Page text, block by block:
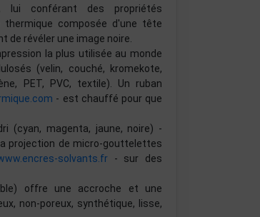
lui conférant des propriétés
composée d'une tête
de révéler une image noire.
la plus utilisée au monde
(velin, couché, kromekote,
PET, PVC, textile). Un ruban
- est chauffé pour que
(cyan, magenta, jaune, noire) -
projection de micro-gouttelettes
solvants.fr- sur des
offre une accroche et une
non-poreux, synthétique, lisse,